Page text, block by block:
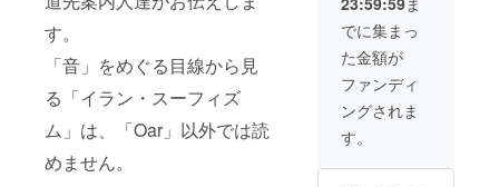
す。
「音」をめぐる目線から見
る「イラン・スーフィズ
ム」は、「Oar」以外では読
めません。
リットに共
感し、気が
ついたら2代
目編集長
に。音楽の
嗜好は基本
雑食なもの
す。 ※原稿の第
一次〆切は8月末
を予定しており
ます。編集部と
のやり取りの
後、入稿とさせ
ていただきま
す。
ん。Oarデザイ
ン班がご希望に
沿って広告を創
ります。出来上
がった広告デー
タはご自由にお
使いください。
※達成後にお送り
するメッセージ
に必ずお返事い
でに集まっ
た金額が
ファンディ
ングされま
す。